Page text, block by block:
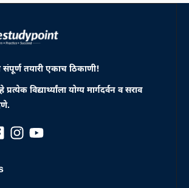
संपूर्ण तयारी एकाच ठिकाणी!
विद्यार्थ्यांला योग्य मार्गदर्वन व सराव